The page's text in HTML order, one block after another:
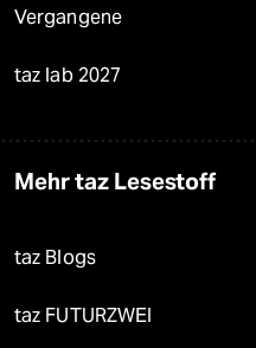
Vergangene
taz lab 2027
Mehr taz Lesestoff
taz Blogs
taz FUTURZWEI